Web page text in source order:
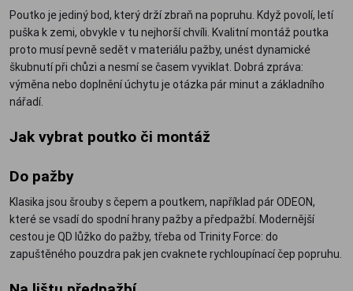
Poutko je jediný bod, který drží zbraň na popruhu. Když povolí, letí
puška k zemi, obvykle v tu nejhorší chvíli. Kvalitní montáž poutka
proto musí pevně sedět v materiálu pažby, unést dynamické
škubnutí při chůzi a nesmí se časem vyviklat. Dobrá zpráva:
výměna nebo doplnění úchytu je otázka pár minut a základního
nářadí.
Jak vybrat poutko či montáž
Do pažby
Klasika jsou šrouby s čepem a poutkem, například pár ODEON,
které se vsadí do spodní hrany pažby a předpažbí. Modernější
cestou je QD lůžko do pažby, třeba od Trinity Force: do
zapuštěného pouzdra pak jen cvaknete rychloupínací čep popruhu.